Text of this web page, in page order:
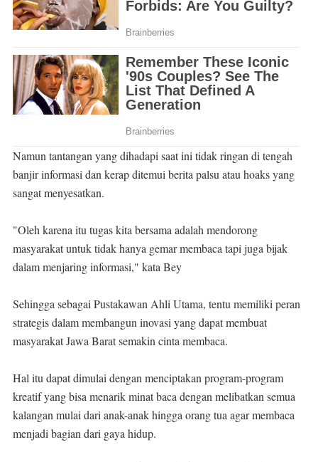
Namun tantangan yang dihadapi saat ini tidak ringan di tengah
banjir informasi dan kerap ditemui berita palsu atau hoaks yang
sangat menyesatkan.
"Oleh karena itu tugas kita bersama adalah mendorong
masyarakat untuk tidak hanya gemar membaca tapi juga bijak
dalam menjaring informasi," kata Bey
Sehingga sebagai Pustakawan Ahli Utama, tentu memiliki peran
strategis dalam membangun inovasi yang dapat membuat
masyarakat Jawa Barat semakin cinta membaca.
Hal itu dapat dimulai dengan menciptakan program-program
kreatif yang bisa menarik minat baca dengan melibatkan semua
kalangan mulai dari anak-anak hingga orang tua agar membaca
menjadi bagian dari gaya hidup.